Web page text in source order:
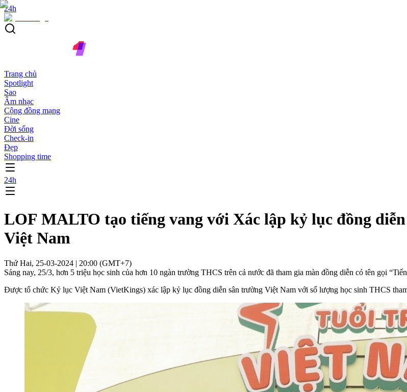
24h
Trang chủ
Spotlight
Sao
Âm nhạc
Cộng đồng mạng
Cine
Đời sống
Check-in
Đẹp
Shopping time
24h
LOF MALTO tạo tiếng vang với Xác lập kỷ lục đồng
Việt Nam
Thứ Hai, 25-03-2024 | 20:00 (GMT+7)
Sáng nay, 25/3, hơn 5 triệu học sinh của hơn 10 ngàn trường THCS trên cả nước đã tham gia màn đồng diễn có tên gọi
Được tổ chức Kỷ lục Việt Nam (VietKings) xác lập kỷ lục đồng diễn sân trường Việt Nam với số lượng học sinh THCS